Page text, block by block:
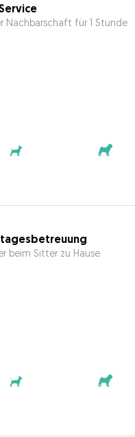
Nachbarschaft für 1 Stunde
beim Sitter zu Hause